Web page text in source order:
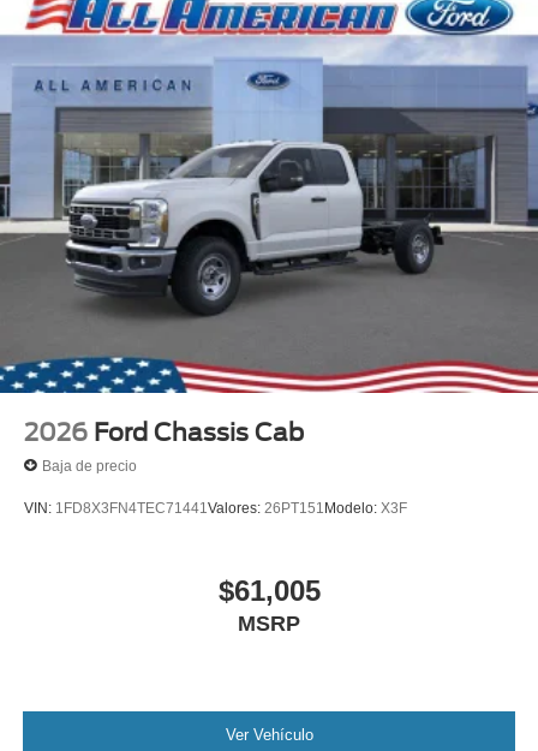
2026 Ford Chassis Cab
Baja de precio
VIN: 1FD8X3FN4TEC71441 Valores: 26PT151 Modelo: X3F
$61,005
MSRP
Ver Vehículo